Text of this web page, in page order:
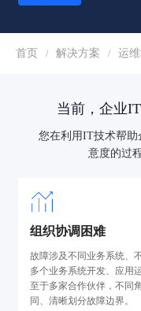
首页 / 解决方案 / 运
当前，企业
您在利用IT技术帮
意度的过
组织协调困难
故障涉及不同业务系统、
多个业务系统开发、应用
至于多家合作伙伴，不同
同、清晰划分故障边界。